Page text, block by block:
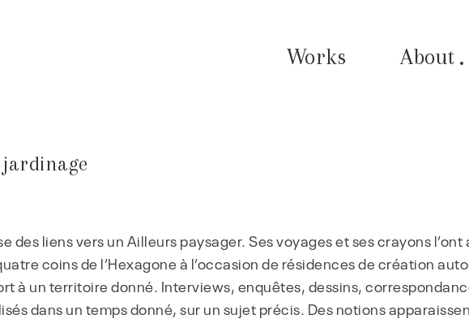
Works About
des liens vers un Ailleurs paysager. Ses voyages et ses crayons l’ont
coins de l’Hexagone à l’occasion de résidences de création
à un territoire donné. Interviews, enquêtes, dessins,
dans un temps donné, sur un sujet précis. Des notions